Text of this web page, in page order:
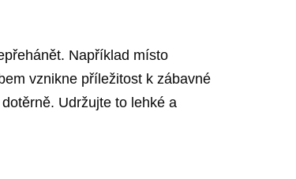
Například místo
vznikne příležitost k zábavné
Udržujte to lehké a